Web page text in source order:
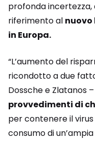
profonda incertezza,
riferimento al nuovo
in Europa.
“L’aumento del
ricondotto a due
Dossche e Zlatanos
provvedimenti di
per contenere il
consumo di